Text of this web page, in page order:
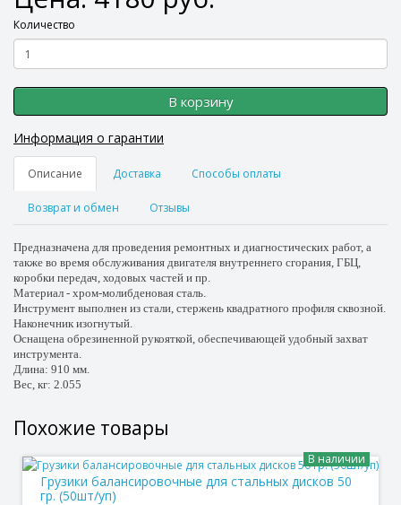
Количество
В корзину
Информация о гарантии
Описание Доставка Способы оплаты
Возврат и обмен Отзывы
Предназначена для проведения ремонтных и диагностических работ, а
также во время обслуживания двигателя внутреннего сгорания, ГБЦ,
коробки передач, ходовых частей и пр.
Материал - хром-молибденовая сталь.
Инструмент выполнен из стали, стержень квадратного профиля сквозной.
Наконечник изогнутый.
Оснащена обрезиненной рукояткой, обеспечивающей удобный захват
инструмента.
Длина: 910 мм.
Вес, кг: 2.055
Похожие товары
Грузики балансировочные для стальных дисков 50
гр. (50шт/уп)
В наличии